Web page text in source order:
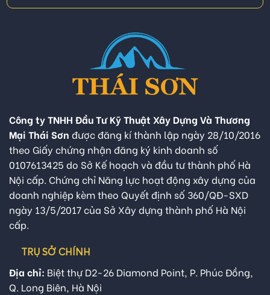
Công ty TNHH Đầu Tư Kỹ Thuật Xây Dựng Và Thương
Mại Thái Sơn được đăng kí thành lập ngày 28/10/2016
theo Giấy chứng nhận đăng ký kinh doanh số
0107613425 do Sở Kế hoạch và đầu tư thành phố Hà
Nội cấp. Chứng chỉ Năng lực hoạt động xây dựng của
doanh nghiệp kèm theo Quyết định số 360/QĐ-SXD
ngày 13/5/2017 của Sở Xây dựng thành phố Hà Nội
cấp.
TRỤ SỞ CHÍNH
Địa chỉ: Biệt thự D2-26 Diamond Point, P. Phúc Đồng,
Q. Long Biên, Hà Nội